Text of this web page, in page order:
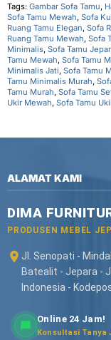
Tags: Gambar Sofa Tamu,
Sofa Tamu Mewah, Sofa
Ruang Tamu Elegan, Sofa
Ruang Tamu Mewah, Sofa
Minimalis, Sofa Tamu
Tamu Mewah, Sofa Tamu
Minimalis Jati, Sofa Tamu
Tamu Minimalis Murah,
Tamu Murah, Sofa Tamu
Ukir Mewah, Sofa Tamu
ALAMAT KAMI
DIMA
PRODUSEN MEBEL
Jl. Senopati -
Batealit - Jepara -
Indonesia -
Online 24 Jam!
Konsultasi Tanya